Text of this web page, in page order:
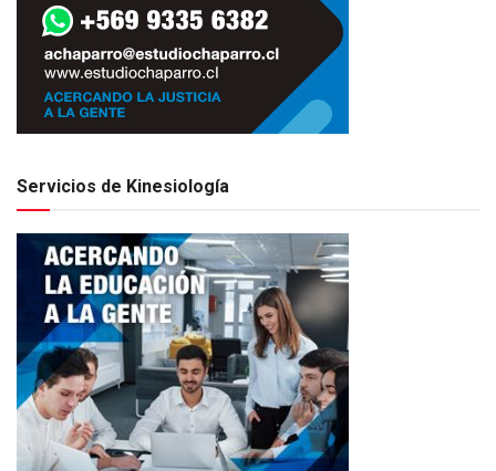
Servicios de Kinesiología